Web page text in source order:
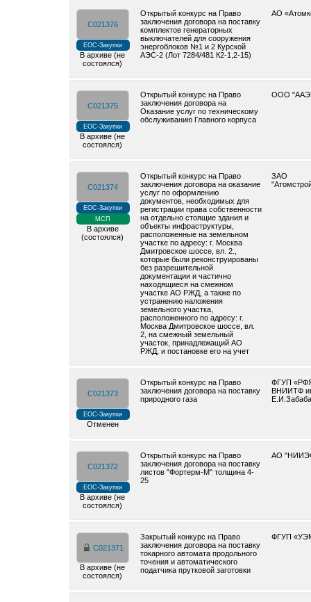
C021376
ЕОС-Закупки
В архиве (не
состоялся)
Открытый конкурс на Право
заключения договора на поставку
комплектов генераторных
выключателей для сооружения
энергоблоков №1 и 2 Курской
АЭС-2 (Лот 7284/481 К2-1,2-15)
АО
C021375
ЕОС-Закупки
В архиве (не
состоялся)
Открытый конкурс на Право
заключения договора на
Оказание услуг по техническому
обслуживанию Главного корпуса
ООО
C021374
ЕОС-Закупки
МСП
В архиве
(состоялся)
Открытый конкурс на Право
заключения договора на оказание
услуг по оформлению
документов, необходимых для
регистрации права собственности
на отдельно стоящие здания и
объекты инфраструктуры,
расположенные на земельном
участке по адресу: г. Москва
Дмитровское шоссе, вл. 2.,
которые были реконструированы
без разрешительной
документации и частично
находящиеся на смежном
участке АО РЖД, а также по
устранению наложения
земельного участка,
расположенного по адресу: г.
Москва Дмитровское шоссе, вл.
2, на смежный земельный
участок, принадлежащий АО
РЖД, и постановке его на учет
ЗАО
C021373
ЕОС-Закупки
Отменен
Открытый конкурс на Право
заключения договора на поставку
природного газа
ФГУП
ВНИИТФ
C021372
ЕОС-Закупки
В архиве (не
состоялся)
Открытый конкурс на Право
заключения договора на поставку
листов "Фортерм-М" толщина 4-
25
АО
C021371
В архиве (не
состоялся)
Закрытый конкурс на Право
заключения договора на поставку
токарного автомата продольного
точения и автоматического
податчика прутковой заготовки
ФГУП